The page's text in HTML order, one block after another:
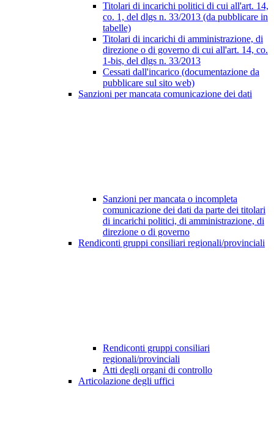
Titolari di incarichi politici di cui all'art. 14,
co. 1, del dlgs n. 33/2013 (da pubblicare in
tabelle)
Titolari di incarichi di amministrazione, di
direzione o di governo di cui all'art. 14, co.
1-bis, del dlgs n. 33/2013
Cessati dall'incarico (documentazione da
pubblicare sul sito web)
Sanzioni per mancata comunicazione dei dati
Sanzioni per mancata o incompleta
comunicazione dei dati da parte dei titolari
di incarichi politici, di amministrazione, di
direzione o di governo
Rendiconti gruppi consiliari regionali/provinciali
Rendiconti gruppi consiliari
regionali/provinciali
Atti degli organi di controllo
Articolazione degli uffici